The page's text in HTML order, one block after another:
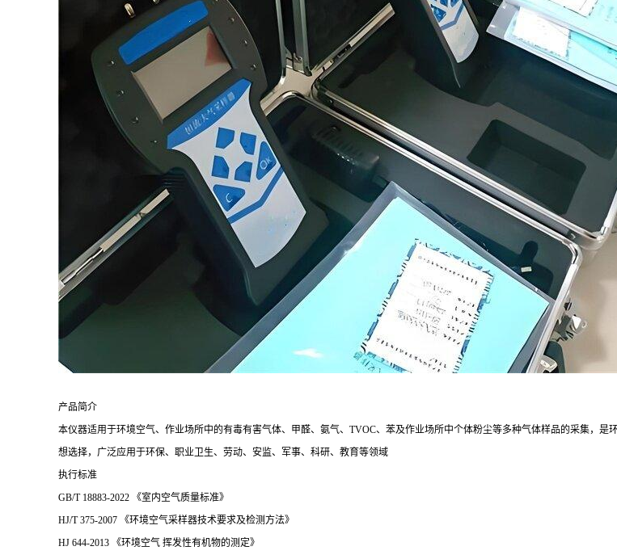
产品简介
本仪器适用于环境空气、作业场所中的有毒有害气体、甲醛、氨气、 TVOC、苯及作业场所中个体粉尘等多种气体样品的采集，
想选择，广泛应用于环保、职业卫生、劳动、安监、军事、科研、教育等领域
执行标准
GB/T 18883-2022 《室内空气质量标准》
HJ/T 375-2007 《环境空气采样器技术要求及检测方法》
HJ 644-2013 《环境空气 挥发性有机物的测定》